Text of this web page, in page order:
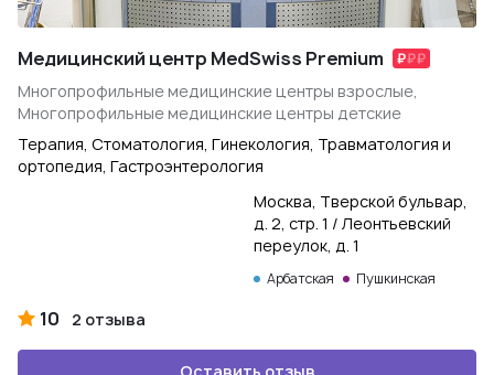
Медицинский центр MedSwiss Premium
Многопрофильные медицинские центры взрослые,
Многопрофильные медицинские центры детские
Терапия, Стоматология, Гинекология, Травматология и
ортопедия, Гастроэнтерология
Москва, Тверской бульвар,
д. 2, стр. 1 / Леонтьевский
переулок, д. 1
Арбатская Пушкинская
10 2 отзыва